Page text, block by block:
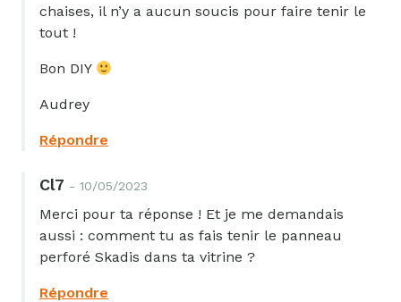
chaises, il n’y a aucun soucis pour faire tenir le
tout !
Bon DIY
Audrey
Répondre
Cl7 - 10/05/2023
Merci pour ta réponse ! Et je me demandais
aussi : comment tu as fais tenir le panneau
perforé Skadis dans ta vitrine ?
Répondre